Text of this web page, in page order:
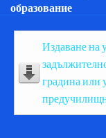
образование
Издаване на
градина или